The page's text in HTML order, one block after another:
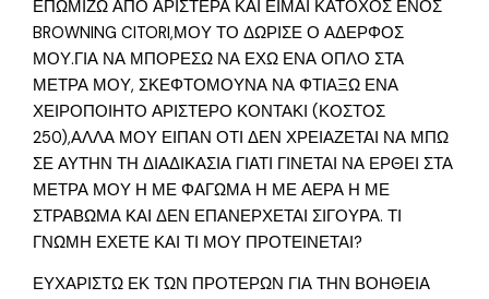
ΕΠΩΜΙΖΩ ΑΠΟ ΑΡΙΣΤΕΡΑ ΚΑΙ ΕΙΜΑΙ ΚΑΤΟΧΟΣ ΕΝΟΣ
BROWNING CITORI,ΜΟΥ ΤΟ ΔΩΡΙΣΕ Ο ΑΔΕΡΦΟΣ
ΜΟΥ.ΓΙΑ ΝΑ ΜΠΟΡΕΣΩ ΝΑ ΕΧΩ ΕΝΑ ΟΠΛΟ ΣΤΑ
ΜΕΤΡΑ ΜΟΥ, ΣΚΕΦΤΟΜΟΥΝΑ ΝΑ ΦΤΙΑΞΩ ΕΝΑ
ΧΕΙΡΟΠΟΙΗΤΟ ΑΡΙΣΤΕΡΟ ΚΟΝΤΑΚΙ (ΚΟΣΤΟΣ
250),ΑΛΛΑ ΜΟΥ ΕΙΠΑΝ ΟΤΙ ΔΕΝ ΧΡΕΙΑΖΕΤΑΙ ΝΑ ΜΠΩ
ΣΕ ΑΥΤΗΝ ΤΗ ΔΙΑΔΙΚΑΣΙΑ ΓΙΑΤΙ ΓΙΝΕΤΑΙ ΝΑ ΕΡΘΕΙ ΣΤΑ
ΜΕΤΡΑ ΜΟΥ Η ΜΕ ΦΑΓΩΜΑ Η ΜΕ ΑΕΡΑ Η ΜΕ
ΣΤΡΑΒΩΜΑ ΚΑΙ ΔΕΝ ΕΠΑΝΕΡΧΕΤΑΙ ΣΙΓΟΥΡΑ. ΤΙ
ΓΝΩΜΗ ΕΧΕΤΕ ΚΑΙ ΤΙ ΜΟΥ ΠΡΟΤΕΙΝΕΤΑΙ?
ΕΥΧΑΡΙΣΤΩ ΕΚ ΤΩΝ ΠΡΟΤΕΡΩΝ ΓΙΑ ΤΗΝ ΒΟΗΘΕΙΑ